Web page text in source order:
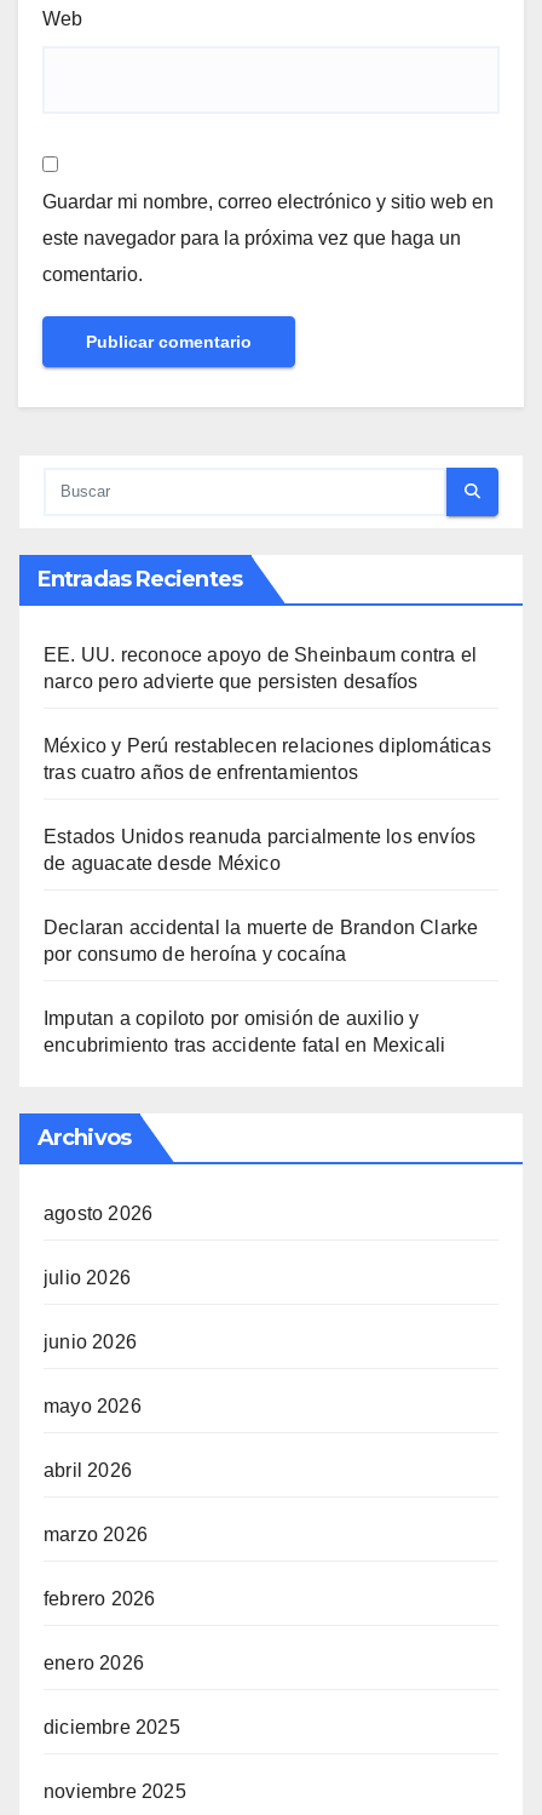
Web
Guardar mi nombre, correo electrónico y sitio web en
este navegador para la próxima vez que haga un
comentario.
Entradas Recientes
EE. UU. reconoce apoyo de Sheinbaum contra el
narco pero advierte que persisten desafíos
México y Perú restablecen relaciones diplomáticas
tras cuatro años de enfrentamientos
Estados Unidos reanuda parcialmente los envíos
de aguacate desde México
Declaran accidental la muerte de Brandon Clarke
por consumo de heroína y cocaína
Imputan a copiloto por omisión de auxilio y
encubrimiento tras accidente fatal en Mexicali
Archivos
agosto 2026
julio 2026
junio 2026
mayo 2026
abril 2026
marzo 2026
febrero 2026
enero 2026
diciembre 2025
noviembre 2025